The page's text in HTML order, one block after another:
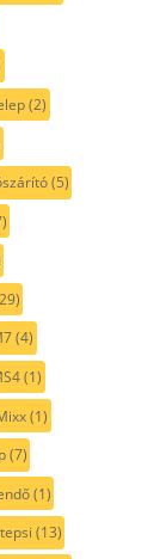
(2)
(5)
(4)
(1)
(1)
(7)
(1)
(13)